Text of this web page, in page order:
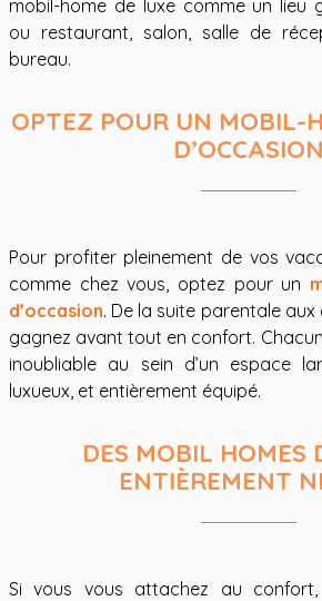
mobil-home de luxe comme un lieu
ou restaurant, salon, salle de
bureau.
OPTEZ POUR UN MOBIL-
D’OCCASION
Pour profiter pleinement de vos
comme chez vous, optez pour un
d’occasion. De la suite parentale
gagnez avant tout en confort.
inoubliable au sein d’un espace
luxueux, et entièrement équipé.
DES MOBIL HOMES
ENTIÈREMENT
Si vous vous attachez au confort,